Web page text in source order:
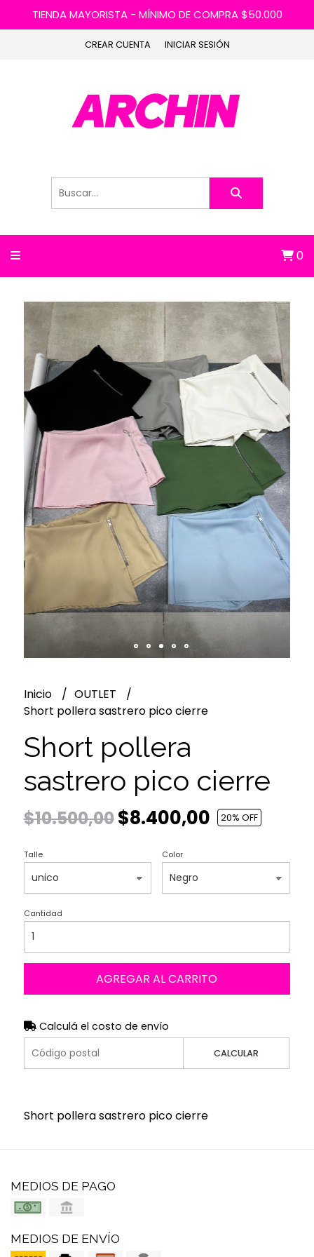
TIENDA MAYORISTA - MÍNIMO DE COMPRA $50.000
CREAR CUENTA INICIAR SESIÓN
0
Inicio
OUTLET
Short pollera sastrero pico cierre
Short pollera
sastrero pico cierre
$10.500,00$8.400,00 20% OFF
Talle Color
Cantidad
AGREGAR AL CARRITO
Calculá el costo de envío
CALCULAR
Short pollera sastrero pico cierre
MEDIOS DE PAGO
MEDIOS DE ENVÍO